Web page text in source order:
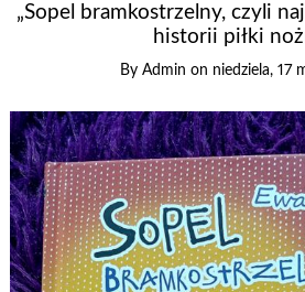
„Sopel bramkostrzelny, czyli
historii piłki
By Admin on niedziela, 17